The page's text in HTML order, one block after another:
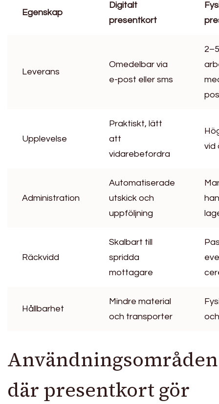
Egenskap
Digitalt
presentkort
Leverans
Omedelbar via
e-post eller sms
2–5
Upplevelse
Praktiskt, lätt
att
vidarebefordra
vid
Administration
Automatiserade
utskick och
uppföljning
Räckvidd
Skalbart till
spridda
mottagare
Hållbarhet
Mindre material
och transporter
Användningsområden
där presentkort gör